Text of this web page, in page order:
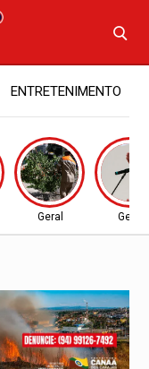
ENTRETENIMENTO
Geral Geral